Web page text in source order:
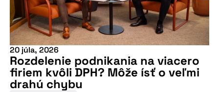
20 júla, 2026
Rozdelenie podnikania na viacero
firiem kvôli DPH? Môže ísť o veľmi
drahú chybu